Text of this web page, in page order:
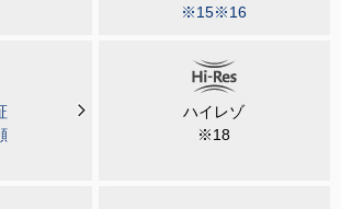
※15※16
ハイレゾ
※18